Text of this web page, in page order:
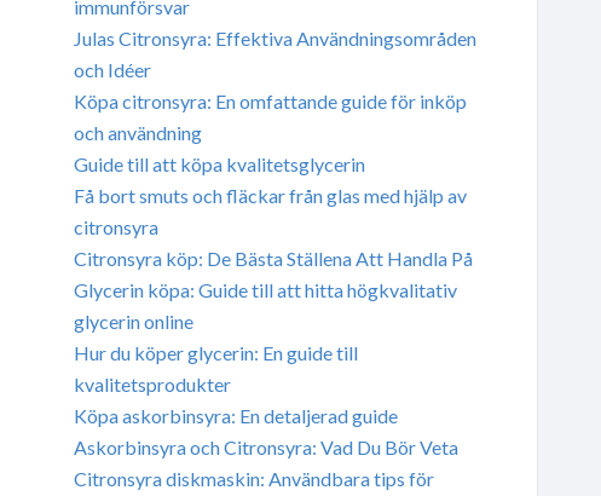
immunförsvar
Julas Citronsyra: Effektiva Användningsområden
och Idéer
Köpa citronsyra: En omfattande guide för inköp
och användning
Guide till att köpa kvalitetsglycerin
Få bort smuts och fläckar från glas med hjälp av
citronsyra
Citronsyra köp: De Bästa Ställena Att Handla På
Glycerin köpa: Guide till att hitta högkvalitativ
glycerin online
Hur du köper glycerin: En guide till
kvalitetsprodukter
Köpa askorbinsyra: En detaljerad guide
Askorbinsyra och Citronsyra: Vad Du Bör Veta
Citronsyra diskmaskin: Användbara tips för